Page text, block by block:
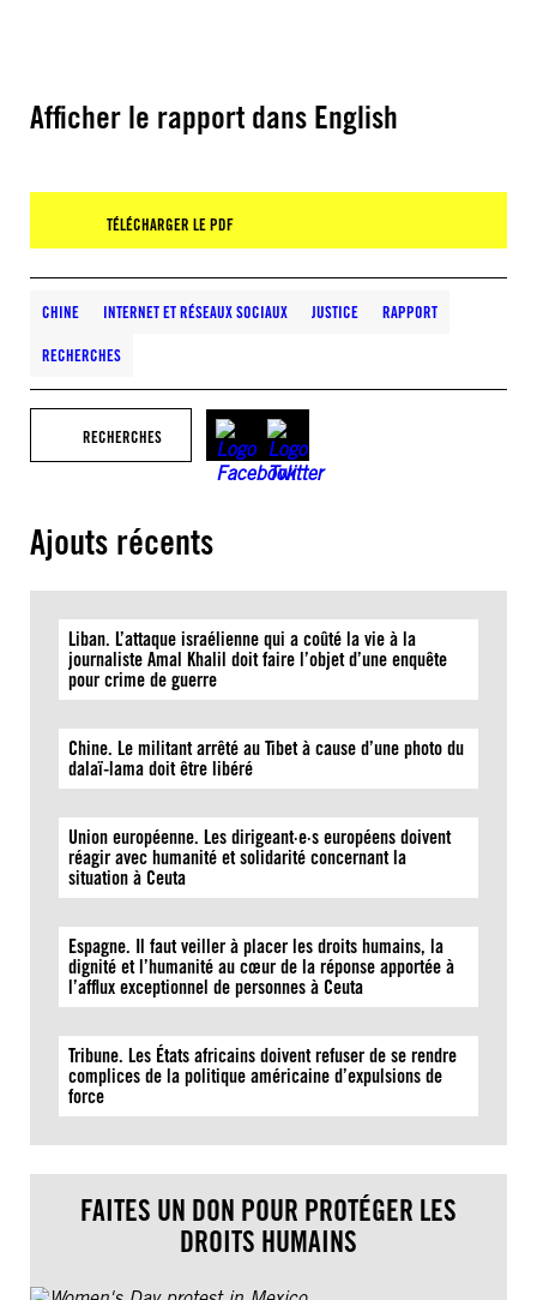
Afficher le rapport dans English
TÉLÉCHARGER LE PDF
CHINE INTERNET ET RÉSEAUX SOCIAUX JUSTICE RAPPORT
RECHERCHES
RECHERCHES
Ajouts récents
Liban. L’attaque israélienne qui a coûté la vie à la
journaliste Amal Khalil doit faire l’objet d’une enquête
pour crime de guerre
Chine. Le militant arrêté au Tibet à cause d’une photo du
dalaï-lama doit être libéré
Union européenne. Les dirigeant·e·s européens doivent
réagir avec humanité et solidarité concernant la
situation à Ceuta
Espagne. Il faut veiller à placer les droits humains, la
dignité et l’humanité au cœur de la réponse apportée à
l’afflux exceptionnel de personnes à Ceuta
Tribune. Les États africains doivent refuser de se rendre
complices de la politique américaine d’expulsions de
force
FAITES UN DON POUR PROTÉGER LES
DROITS HUMAINS